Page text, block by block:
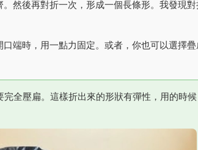
然後再對折一次，形成一個長條形。我發現
端時，用一點力固定。或者，你也可以選擇
全壓扁。這樣折出來的形狀有彈性，用的時候